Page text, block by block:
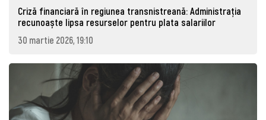
Criză financiară în regiunea transnistreană: Administrația
recunoaște lipsa resurselor pentru plata salariilor
30 martie 2026, 19:10